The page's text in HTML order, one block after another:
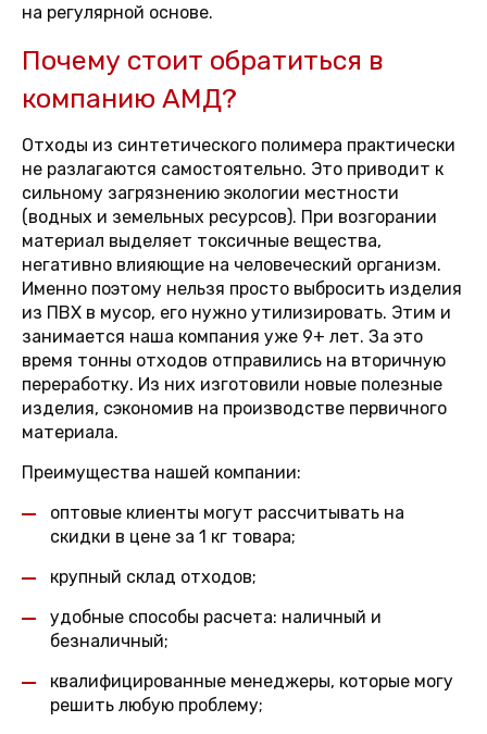
на регулярной основе.
Почему стоит обратиться в
компанию АМД?
Отходы из синтетического полимера практически
не разлагаются самостоятельно. Это приводит к
сильному загрязнению экологии местности
(водных и земельных ресурсов). При возгорании
материал выделяет токсичные вещества,
негативно влияющие на человеческий организм.
Именно поэтому нельзя просто выбросить изделия
из ПВХ в мусор, его нужно утилизировать. Этим и
занимается наша компания уже 9+ лет. За это
время тонны отходов отправились на вторичную
переработку. Из них изготовили новые полезные
изделия, сэкономив на производстве первичного
материала.
Преимущества нашей компании:
оптовые клиенты могут рассчитывать на
скидки в цене за 1 кг товара;
крупный склад отходов;
удобные способы расчета: наличный и
безналичный;
квалифицированные менеджеры, которые могу
решить любую проблему;